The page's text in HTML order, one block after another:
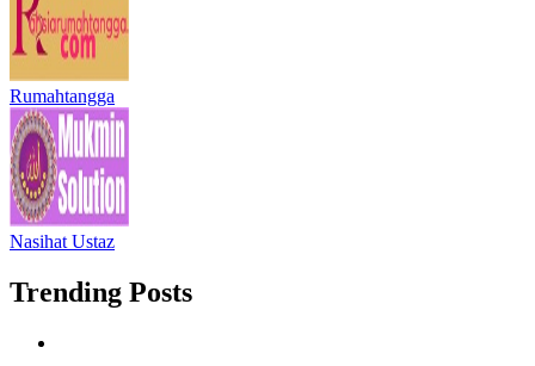
Rumahtangga
Nasihat Ustaz
Trending Posts